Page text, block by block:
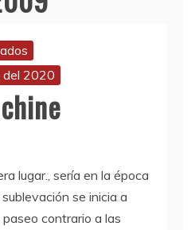
del 2020
lugar., sería en la época
se inicia a
contrario a las